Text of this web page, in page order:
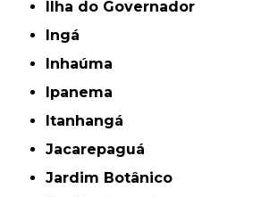
Ilha do Governador
Ingá
Inhaúma
Ipanema
Itanhangá
Jacarepaguá
Jardim Botânico